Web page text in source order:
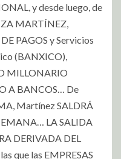
y desde luego, de
MARTÍNEZ,
PAGOS y Servicios
(BANXICO),
MILLONARIO
A BANCOS… De
Martínez SALDRÁ
LA SALIDA
DERIVADA DEL
que las EMPRESAS